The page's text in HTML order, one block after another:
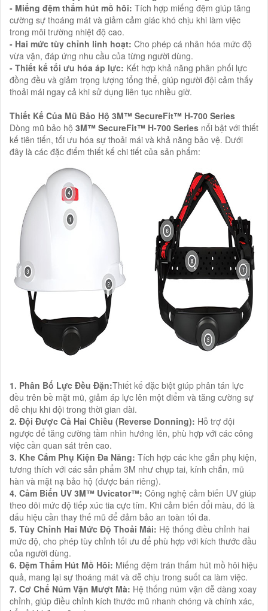
- Miếng đệm thấm hút mồ hôi: Tích hợp miếng đệm giúp tăng
cường sự thoáng mát và giảm cảm giác khó chịu khi làm việc
trong môi trường nhiệt độ cao.
- Hai mức tùy chỉnh linh hoạt: Cho phép cá nhân hóa mức độ
vừa vặn, đáp ứng nhu cầu của từng người dùng.
- Thiết kế tối ưu hóa áp lực: Kết hợp khả năng phân phối lực
đồng đều và giảm trọng lượng tổng thể, giúp người đội cảm thấy
thoải mái ngay cả khi sử dụng liên tục nhiều giờ.
Thiết Kế Của Mũ Bảo Hộ 3M™ SecureFit™ H-700 Series
Dòng mũ bảo hộ 3M™ SecureFit™ H-700 Series nổi bật với thiết
kế tiên tiến, tối ưu hóa sự thoải mái và khả năng bảo vệ. Dưới
đây là các đặc điểm thiết kế chi tiết của sản phẩm:
1. Phân Bố Lực Đều Đặn:Thiết kế đặc biệt giúp phân tán lực
đều trên bề mặt mũ, giảm áp lực lên một điểm và tăng cường sự
dễ chịu khi đội trong thời gian dài.
2. Đội Được Cả Hai Chiều (Reverse Donning): Hỗ trợ đội
ngược để tăng cường tầm nhìn hướng lên, phù hợp với các công
việc cần quan sát trên cao.
3. Khe Cắm Phụ Kiện Đa Năng: Tích hợp các khe gắn phụ kiện,
tương thích với các sản phẩm 3M như chụp tai, kính chắn, mũ
hàn và mặt nạ bảo hộ (được bán riêng).
4. Cảm Biến UV 3M™ Uvicator™: Công nghệ cảm biến UV giúp
theo dõi mức độ tiếp xúc tia cực tím. Khi cảm biến đổi màu, đó là
dấu hiệu cần thay thế mũ để đảm bảo an toàn tối đa.
5. Tùy Chỉnh Hai Mức Độ Thoải Mái: Hệ thống điều chỉnh hai
mức độ, cho phép tùy chỉnh tối ưu để phù hợp với kích thước đầu
của người dùng.
6. Đệm Thấm Hút Mồ Hôi: Miếng đệm trán thấm hút mồ hôi hiệu
quả, mang lại sự thoáng mát và dễ chịu trong suốt ca làm việc.
7. Cơ Chế Núm Vặn Mượt Mà: Hệ thống núm vặn dễ dàng xoay
chỉnh, giúp điều chỉnh kích thước mũ nhanh chóng và chính xác,